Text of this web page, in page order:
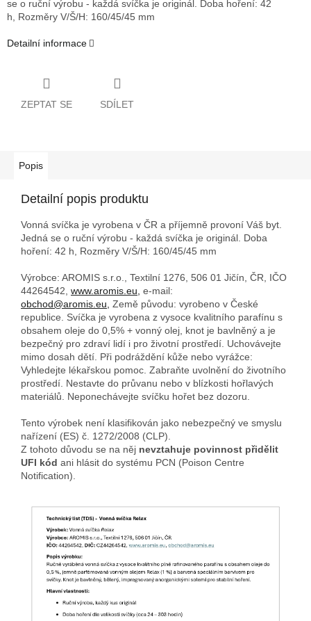
se o ruční výrobu - každá svíčka je originál. Doba hoření: 42
h, Rozměry V/Š/H: 160/45/45 mm
Detailní informace
ZEPTAT SE SDÍLET
Popis
Detailní popis produktu
Vonná svíčka je vyrobena v ČR a příjemně provoní Váš byt.
Jedná se o ruční výrobu - každá svíčka je originál. Doba
hoření: 42 h, Rozměry V/Š/H: 160/45/45 mm
Výrobce: AROMIS s.r.o., Textilní 1276, 506 01 Jičín, ČR, IČO
44264542, www.aromis.eu, e-mail:
obchod@aromis.eu, Země původu: vyrobeno v České
republice. Svíčka je vyrobena z vysoce kvalitního parafínu s
obsahem oleje do 0,5% + vonný olej, knot je bavlněný a je
bezpečný pro zdraví lidí i pro životní prostředí. Uchovávejte
mimo dosah dětí. Při podráždění kůže nebo vyrážce:
Vyhledejte lékařskou pomoc. Zabraňte uvolnění do životního
prostředí. Nestavte do průvanu nebo v blízkosti hořlavých
materiálů. Neponechávejte svíčku hořet bez dozoru.
Tento výrobek není klasifikován jako nebezpečný ve smyslu
nařízení (ES) č. 1272/2008 (CLP).
Z tohoto důvodu se na něj nevztahuje povinnost přidělit
UFI kód ani hlásit do systému PCN (Poison Centre
Notification).